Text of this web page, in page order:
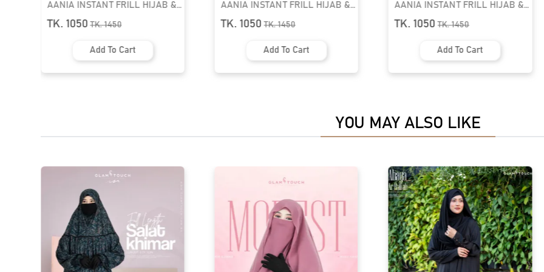
AANIA INSTANT FRILL HIJAB &
NIQAB SET | GT-1833
TK. 1050 TK.1450
Add To Cart
AANIA INSTANT FRILL HIJAB &
NIQAB SET | GT-1843
TK. 1050 TK.1450
Add To Cart
AANIA INSTANT FRILL HIJAB &
NIQAB SET | GT-1835
TK. 1050 TK.1450
Add To Cart
YOU MAY ALSO LIKE